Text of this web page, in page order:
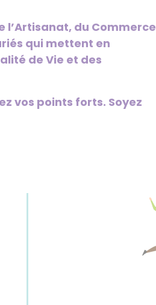
l’Artisanat, du Commerce
qui mettent en
de Vie et des
vos points forts. Soyez